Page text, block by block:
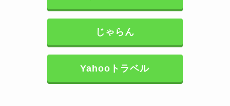
じゃらん
Yahooトラベル